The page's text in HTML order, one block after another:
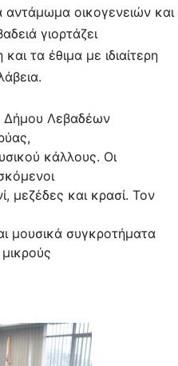
αντάμωμα οικογενειών και
γιορτάζει
τα έθιμα με ιδιαίτερη
Δήμου Λεβαδέων
κάλλους. Οι
μεζέδες και κρασί. Τον
μουσικά συγκροτήματα